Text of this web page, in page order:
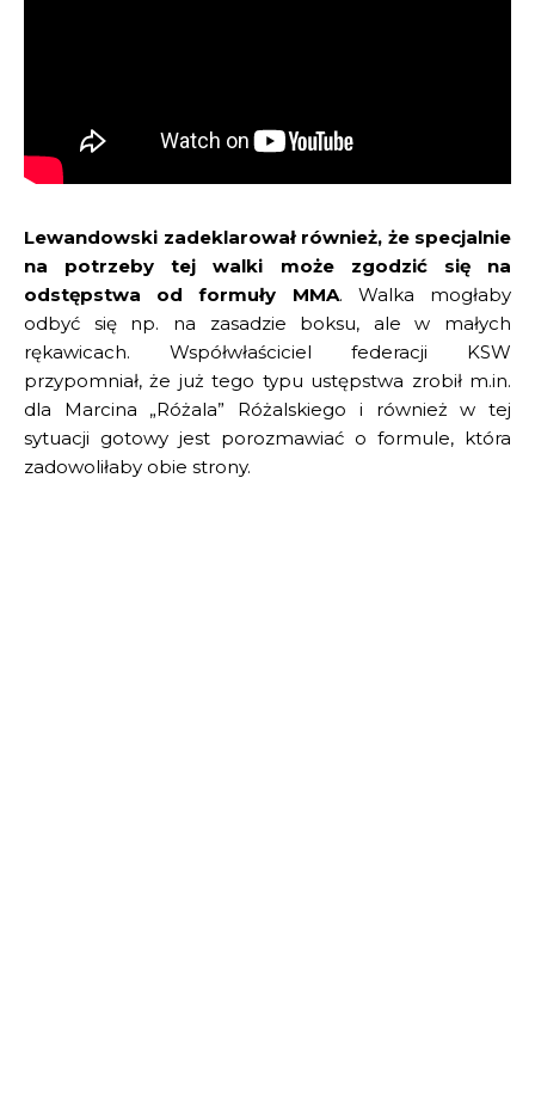
Lewandowski zadeklarował również, że specjalnie
na potrzeby tej walki może zgodzić się na
odstępstwa od formuły MMA. Walka mogłaby
odbyć się np. na zasadzie boksu, ale w małych
rękawicach. Współwłaściciel federacji KSW
przypomniał, że już tego typu ustępstwa zrobił m.in.
dla Marcina „Różala” Różalskiego i również w tej
sytuacji gotowy jest porozmawiać o formule, która
zadowoliłaby obie strony.